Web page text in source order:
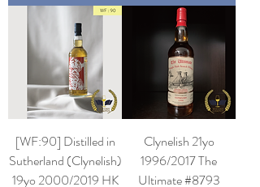
[WF:90] Distilled in
Sutherland (Clynelish)
19yo 2000/2019 HK
Clynelish 21yo
1996/2017 The
Ultimate #8793